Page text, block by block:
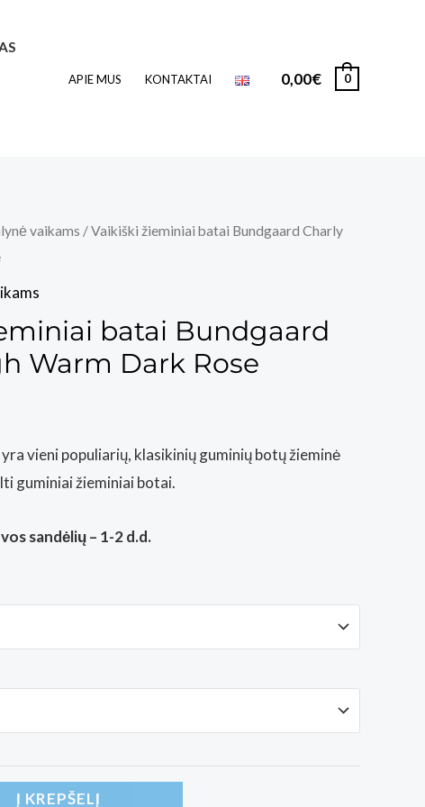
APIE MUS KONTAKTAI 0,00€ 0
vaikams / Vaikiški žieminiai batai Bundgaard Charly
batai Bundgaard
Warm Dark Rose
vieni populiarių, klasikinių guminių botų žieminė
guminiai žieminiai botai.
sandėlių – 1-2 d.d.
Į KREPŠELĮ